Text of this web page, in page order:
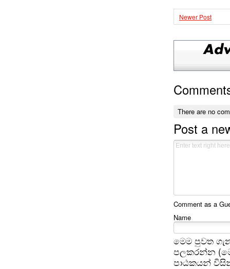
Newer Post
There are no
Post a
Comment as a
Name
මෙම පුවත
පලකරන්න
පාඨකයන්